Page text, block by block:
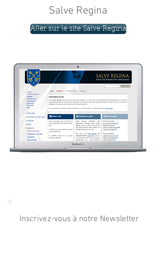
Salve Regina
Aller sur le site Salve Regina
Inscrivez-vous à notre Newsletter